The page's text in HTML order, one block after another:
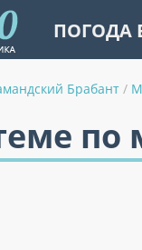
ПОГОДА
Брабант /
по